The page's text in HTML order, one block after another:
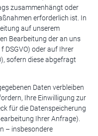
zusammenhängt oder
erforderlich ist. In
auf unserem
Bearbeitung der an uns
DSGVO) oder auf Ihrer
sofern diese abgefragt
Daten verbleiben
Ihre Einwilligung zur
für die Datenspeicherung
Ihrer Anfrage).
– insbesondere